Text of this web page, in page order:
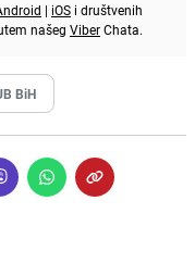
| iOS i društvenih
našeg ViberChata.
BiH